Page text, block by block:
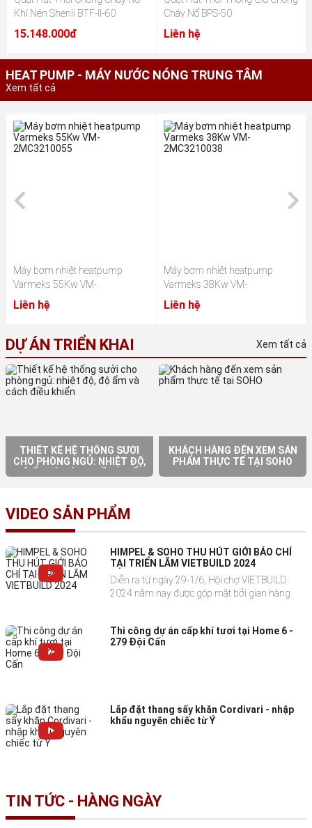
Khí Nén Shenli BTF-II-60
15.148.000đ
Cháy Nổ BPS-50
Liên hệ
HEAT PUMP - MÁY NƯỚC NÓNG TRUNG TÂM
Xem tất cả
Máy bơm nhiệt heatpump
Varmeks 55Kw VM-
2MC3210055
Liên hệ
Máy bơm nhiệt heatpump
Varmeks 38Kw VM-
2MC3210038
Liên hệ
DỰ ÁN TRIỂN KHAI Xem tất cả
THIẾT KẾ HỆ THỐNG SƯỞI
CHO PHÒNG NGỦ: NHIỆT ĐỘ,
KHÁCH HÀNG ĐẾN XEM SẢN
PHẨM THỰC TẾ TẠI SOHO
VIDEO SẢN PHẨM
HIMPEL & SOHO THU HÚT GIỚI BÁO CHÍ
TẠI TRIỂN LÃM VIETBUILD 2024
Diễn ra từ ngày 29-1/6, Hội chợ VIETBUILD
2024 năm nay được góp mặt bởi gian hàng
trăm lượt tham quan, quan tâm từ khách hàng
và giới báo chí cả nước.
Thi công dự án cấp khí tươi tại Home 6 -
279 Đội Cấn
Lắp đặt thang sấy khăn Cordivari - nhập
khẩu nguyên chiếc từ Ý
TIN TỨC - HÀNG NGÀY